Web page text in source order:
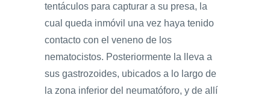
tentáculos para capturar a su presa, la
cual queda inmóvil una vez haya tenido
contacto con el veneno de los
nematocistos. Posteriormente la lleva a
sus gastrozoides, ubicados a lo largo de
la zona inferior del neumatóforo, y de allí